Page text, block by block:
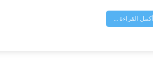
أكمل القراءة ...